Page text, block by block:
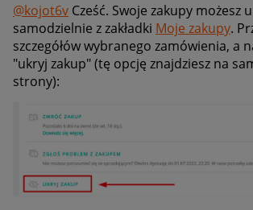
@kojot6v Cześć. Swoje zakupy możesz
samodzielnie z zakładki Moje zakupy.
szczegółów wybranego zamówienia, a
"ukryj zakup" (tę opcję znajdziesz na
strony):